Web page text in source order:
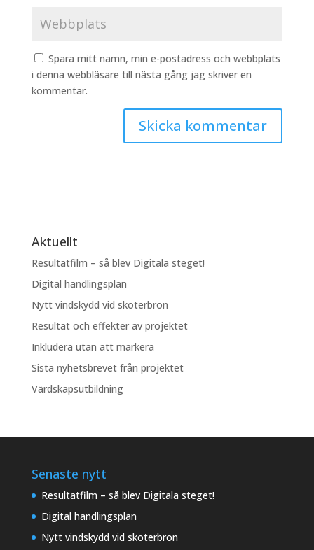
Spara mitt namn, min e-postadress och webbplats
i denna webbläsare till nästa gång jag skriver en
kommentar.
Aktuellt
Resultatfilm – så blev Digitala steget!
Digital handlingsplan
Nytt vindskydd vid skoterbron
Resultat och effekter av projektet
Inkludera utan att markera
Sista nyhetsbrevet från projektet
Värdskapsutbildning
Senaste nytt
Resultatfilm – så blev Digitala steget!
Digital handlingsplan
Nytt vindskydd vid skoterbron